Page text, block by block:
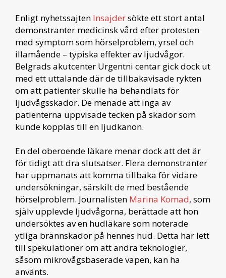
Enligt nyhetssajten Insajdersökte ett stort antal
demonstranter medicinsk vård efter protesten
med symptom som hörselproblem, yrsel och
illamående – typiska effekter av ljudvågor.
Belgrads akutcenter Urgentni centar gick dock ut
med ett uttalande där de tillbakavisade rykten
om att patienter skulle ha behandlats för
ljudvågsskador. De menade att inga av
patienterna uppvisade tecken på skador som
kunde kopplas till en ljudkanon.
En del oberoende läkare menar dock att det är
för tidigt att dra slutsatser. Flera demonstranter
har uppmanats att komma tillbaka för vidare
undersökningar, särskilt de med bestående
hörselproblem. Journalisten Marina Komad, som
själv upplevde ljudvågorna, berättade att hon
undersöktes av en hudläkare som noterade
ytliga brännskador på hennes hud. Detta har lett
till spekulationer om att andra teknologier,
såsom mikrovågsbaserade vapen, kan ha
använts.